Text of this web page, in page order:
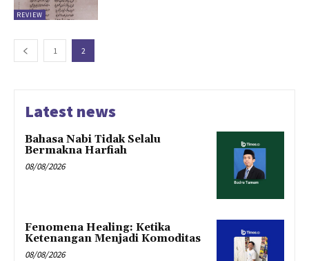
REVIEW
1 2
Latest news
Bahasa Nabi Tidak Selalu
Bermakna Harfiah
08/08/2026
Fenomena Healing: Ketika
Ketenangan Menjadi Komoditas
08/08/2026